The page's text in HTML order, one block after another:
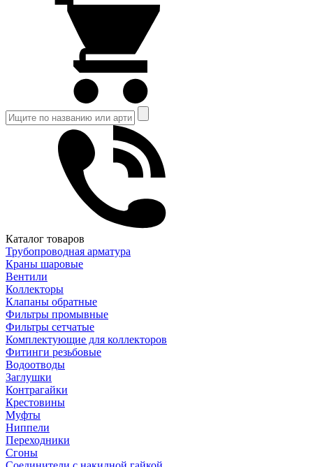
Каталог товаров
Трубопроводная арматура
Краны шаровые
Вентили
Коллекторы
Клапаны обратные
Фильтры промывные
Фильтры сетчатые
Комплектующие для коллекторов
Фитинги резьбовые
Водоотводы
Заглушки
Контрагайки
Крестовины
Муфты
Ниппели
Переходники
Сгоны